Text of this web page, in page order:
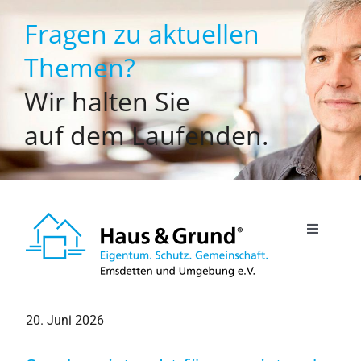
Inhalt
springenFragen zu aktuellen
Themen?
Wir halten Sie
auf dem Laufenden.
Toggle
20. Juni 2026